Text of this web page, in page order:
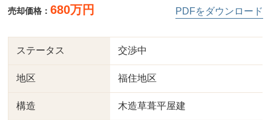
売却価格：680万円 PDFをダウンロード
ステータス 交渉中
地区 福住地区
構造 木造草葺平屋建